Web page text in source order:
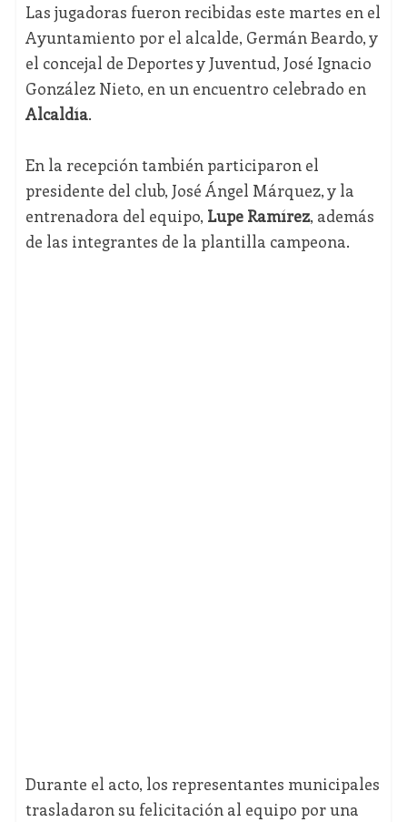
Las jugadoras fueron recibidas este martes en el
Ayuntamiento por el alcalde, Germán Beardo, y
el concejal de Deportes y Juventud, José Ignacio
González Nieto, en un encuentro celebrado en
Alcaldía.
En la recepción también participaron el
presidente del club, José Ángel Márquez, y la
entrenadora del equipo, Lupe Ramírez, además
de las integrantes de la plantilla campeona.
Durante el acto, los representantes municipales
trasladaron su felicitación al equipo por una